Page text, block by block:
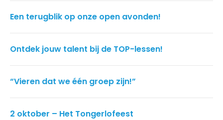
Een terugblik op onze open avonden!
Ontdek jouw talent bij de TOP-lessen!
“Vieren dat we één groep zijn!”
2 oktober – Het Tongerlofeest